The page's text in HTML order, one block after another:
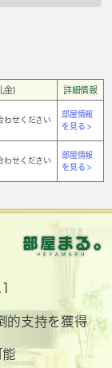
金) 詳細情報
わせください
部屋情報
を見る >
わせください
部屋情報
を見る >
的支持を獲得
能